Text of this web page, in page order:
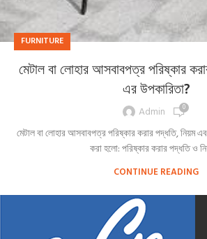
FURNITURE
মেটাল বা লোহার আসবাবপত্র পরিষ্কার
এর উপকারিতা?
Admin
0
মেটাল বা লোহার আসবাবপত্র পরিষ্কার করার পদ্ধতি, নিয়ম
করা হলো: পরিষ্কার করার পদ্ধতি ও
CONTINUE READING